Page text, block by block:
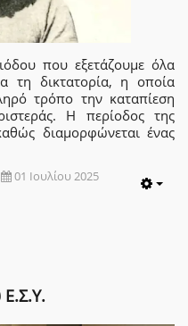
που εξετάζουμε όλα
τη δικτατορία, η οποία
τρόπο την καταπίεση
Η περίοδος της
διαμορφώνεται ένας
01 Ιουλίου 2025
Ε.Σ.Υ.